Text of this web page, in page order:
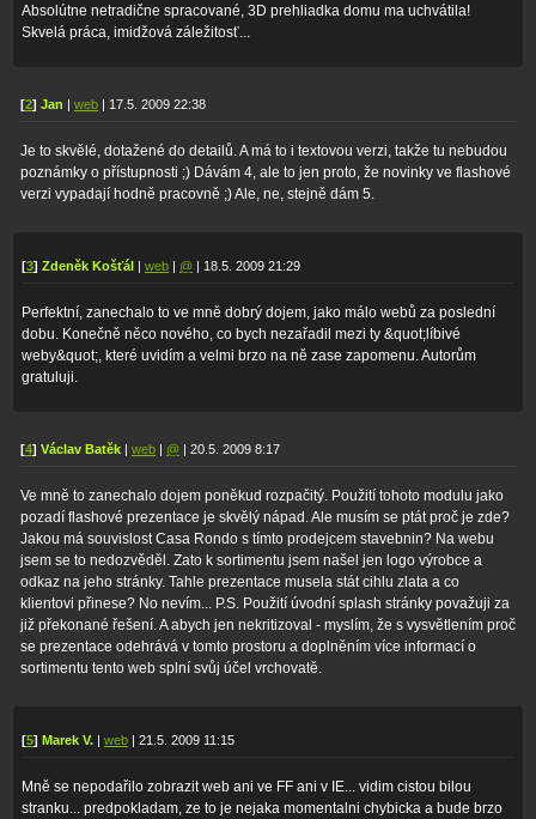
Absolútne netradične spracované, 3D prehliadka domu ma uchvátila!
Skvelá práca, imidžová záležitosť...
[2] Jan | web | 17.5. 2009 22:38
Je to skvělé, dotažené do detailů. A má to i textovou verzi, takže tu nebudou
poznámky o přístupnosti ;) Dávám 4, ale to jen proto, že novinky ve flashové
verzi vypadají hodně pracovně ;) Ale, ne, stejně dám 5.
[3] Zdeněk Košťál | web | @ | 18.5. 2009 21:29
Perfektní, zanechalo to ve mně dobrý dojem, jako málo webů za poslední
dobu. Konečně něco nového, co bych nezařadil mezi ty &quot;líbivé
weby&quot;, které uvidím a velmi brzo na ně zase zapomenu. Autorům
gratuluji.
[4] Václav Batěk | web | @ | 20.5. 2009 8:17
Ve mně to zanechalo dojem poněkud rozpačitý. Použití tohoto modulu jako
pozadí flashové prezentace je skvělý nápad. Ale musím se ptát proč je zde?
Jakou má souvislost Casa Rondo s tímto prodejcem stavebnin? Na webu
jsem se to nedozvěděl. Zato k sortimentu jsem našel jen logo výrobce a
odkaz na jeho stránky. Tahle prezentace musela stát cihlu zlata a co
klientovi přinese? No nevím... P.S. Použití úvodní splash stránky považuji za
již překonané řešení. A abych jen nekritizoval - myslím, že s vysvětlením proč
se prezentace odehrává v tomto prostoru a doplněním více informací o
sortimentu tento web splní svůj účel vrchovatě.
[5] Marek V. | web | 21.5. 2009 11:15
Mně se nepodařilo zobrazit web ani ve FF ani v IE... vidim cistou bilou
stranku... predpokladam, ze to je nejaka momentalni chybicka a bude brzo